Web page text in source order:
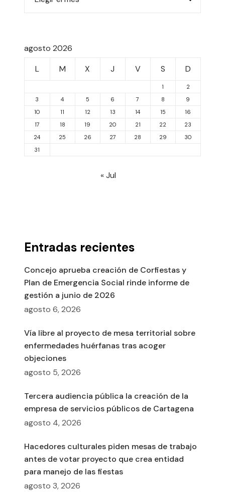
agosto 2026
L
M X J V S D
1
2
3
4 5 6 7 8
9
10
11 12 13 14 15
16
17
18 19 20 21 22
23
24
25 26 27 28 29
30
31
« Jul
Entradas recientes
Concejo aprueba creación de Corfiestas y
Plan de Emergencia Social rinde informe de
gestión a junio de 2026
agosto 6, 2026
Vía libre al proyecto de mesa territorial sobre
enfermedades huérfanas tras acoger
objeciones
agosto 5, 2026
Tercera audiencia pública la creación de la
empresa de servicios públicos de Cartagena
agosto 4, 2026
Hacedores culturales piden mesas de trabajo
antes de votar proyecto que crea entidad
para manejo de las fiestas
agosto 3, 2026